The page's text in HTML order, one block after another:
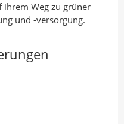
ihrem Weg zu grüner
und -versorgung.